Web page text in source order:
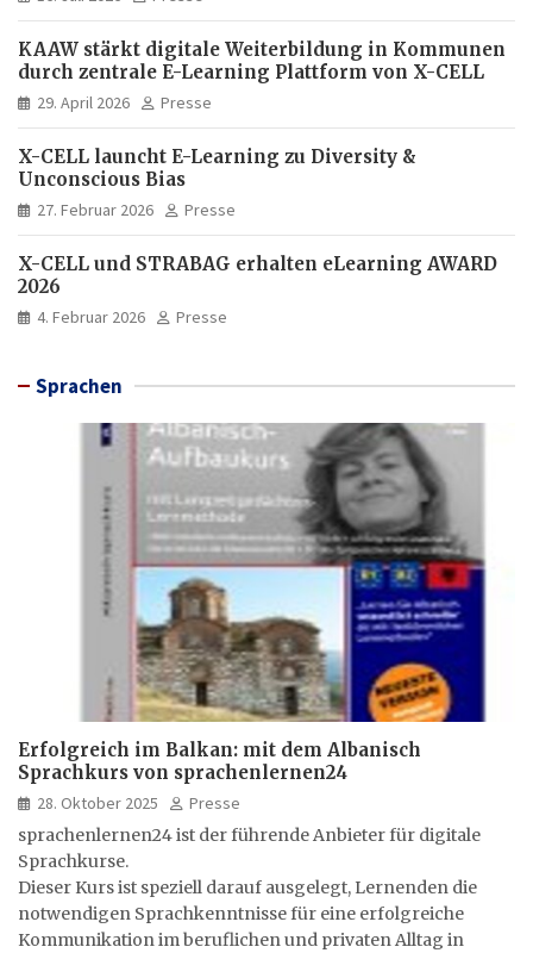
KAAW stärkt digitale Weiterbildung in Kommunen
durch zentrale E-Learning Plattform von X-CELL
29. April 2026 Presse
X-CELL launcht E-Learning zu Diversity &
Unconscious Bias
27. Februar 2026 Presse
X-CELL und STRABAG erhalten eLearning AWARD
2026
4. Februar 2026 Presse
Sprachen
Erfolgreich im Balkan: mit dem Albanisch
Sprachkurs von sprachenlernen24
28. Oktober 2025
Presse
sprachenlernen24 ist der führende Anbieter für digitale
Sprachkurse.
Dieser Kurs ist speziell darauf ausgelegt, Lernenden die
notwendigen Sprachkenntnisse für eine erfolgreiche
Kommunikation im beruflichen und privaten Alltag in